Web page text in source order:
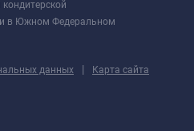
в Южном Федеральном
данных | Карта сайта